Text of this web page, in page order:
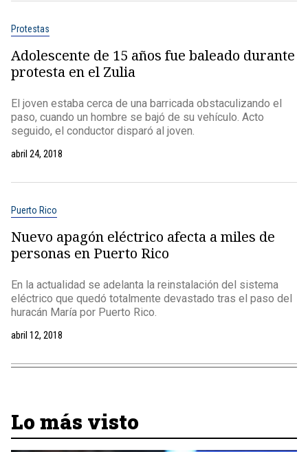
Protestas
Adolescente de 15 años fue baleado durante
protesta en el Zulia
El joven estaba cerca de una barricada obstaculizando el
paso, cuando un hombre se bajó de su vehículo. Acto
seguido, el conductor disparó al joven.
abril 24, 2018
Puerto Rico
Nuevo apagón eléctrico afecta a miles de
personas en Puerto Rico
En la actualidad se adelanta la reinstalación del sistema
eléctrico que quedó totalmente devastado tras el paso del
huracán María por Puerto Rico.
abril 12, 2018
Lo más visto